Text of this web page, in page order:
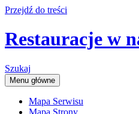
Przejdź do treści
Restauracje w
Szukaj
Menu główne
Mapa Serwisu
Mapa Strony